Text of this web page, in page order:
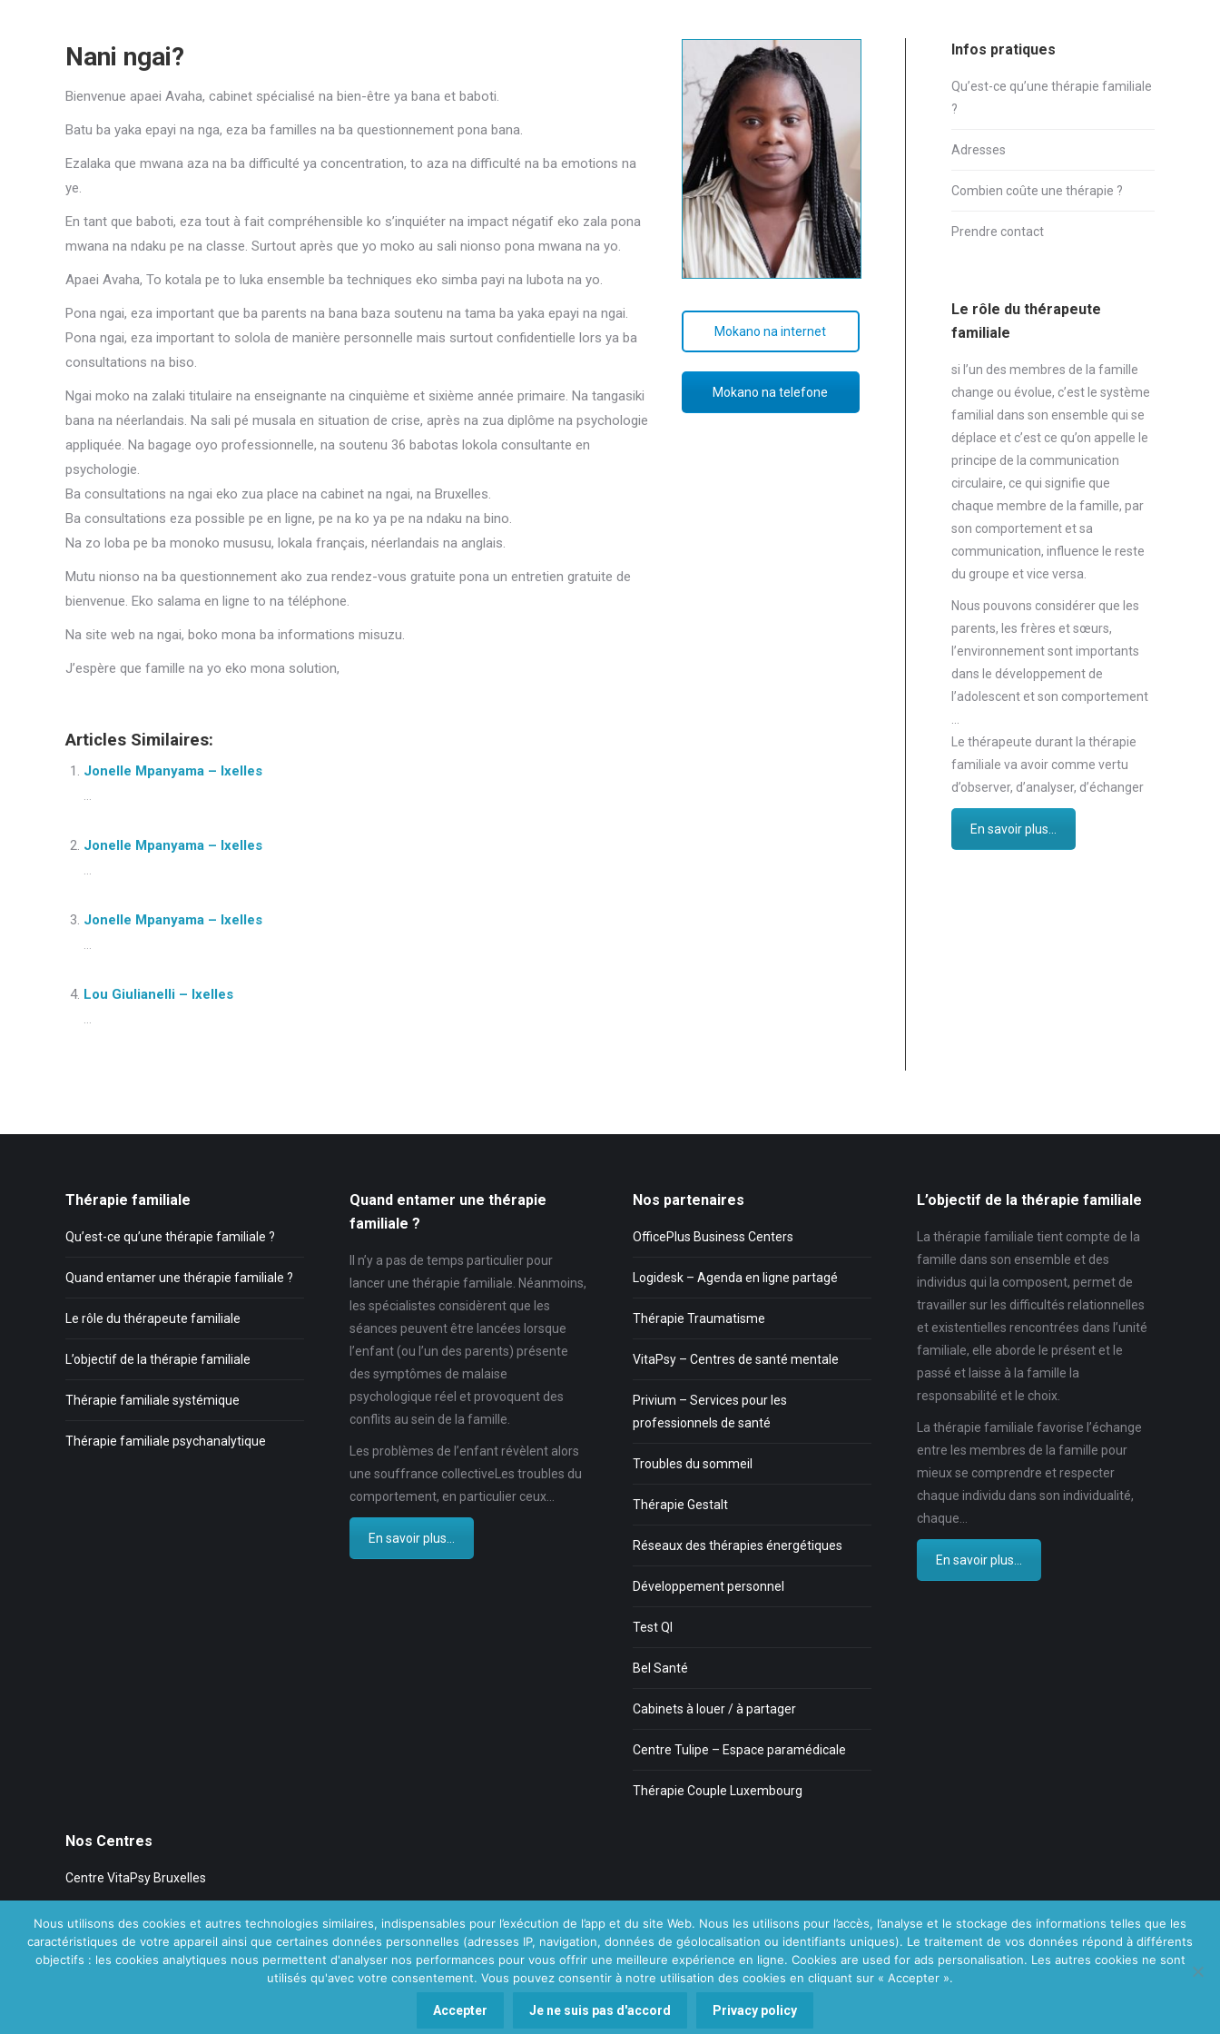
Nani ngai?
Bienvenue apaei Avaha, cabinet spécialisé na bien-être ya bana et baboti.
Batu ba yaka epayi na nga, eza ba familles na ba questionnement pona bana.
Ezalaka que mwana aza na ba difficulté ya concentration, to aza na difficulté na ba emotions na
ye.
En tant que baboti, eza tout à fait compréhensible ko s’inquiéter na impact négatif eko zala pona
mwana na ndaku pe na classe. Surtout après que yo moko au sali nionso pona mwana na yo.
Apaei Avaha, To kotala pe to luka ensemble ba techniques eko simba payi na lubota na yo.
Pona ngai, eza important que ba parents na bana baza soutenu na tama ba yaka epayi na ngai.
Pona ngai, eza important to solola de manière personnelle mais surtout confidentielle lors ya ba
consultations na biso.
Ngai moko na zalaki titulaire na enseignante na cinquième et sixième année primaire. Na tangasiki
bana na néerlandais. Na sali pé musala en situation de crise, après na zua diplôme na psychologie
appliquée. Na bagage oyo professionnelle, na soutenu 36 babotas lokola consultante en
psychologie.
Ba consultations na ngai eko zua place na cabinet na ngai, na Bruxelles.
Ba consultations eza possible pe en ligne, pe na ko ya pe na ndaku na bino.
Na zo loba pe ba monoko mususu, lokala français, néerlandais na anglais.
Mutu nionso na ba questionnement ako zua rendez-vous gratuite pona un entretien gratuite de
bienvenue. Eko salama en ligne to na téléphone.
Na site web na ngai, boko mona ba informations misuzu.
J’espère que famille na yo eko mona solution,
Mokano na internet
Mokano na telefone
Articles Similaires:
Jonelle Mpanyama – Ixelles
...
Jonelle Mpanyama – Ixelles
...
Jonelle Mpanyama – Ixelles
...
Lou Giulianelli – Ixelles
...
Infos pratiques
Qu’est-ce qu’une thérapie familiale
?
Adresses
Combien coûte une thérapie ?
Prendre contact
Le rôle du thérapeute
familiale
si l’un des membres de la famille
change ou évolue, c’est le système
familial dans son ensemble qui se
déplace et c’est ce qu’on appelle le
principe de la communication
circulaire, ce qui signifie que
chaque membre de la famille, par
son comportement et sa
communication, influence le reste
du groupe et vice versa.
Nous pouvons considérer que les
parents, les frères et sœurs,
l’environnement sont importants
dans le développement de
l’adolescent et son comportement
Le thérapeute durant la thérapie
familiale va avoir comme vertu
d’observer, d’analyser, d’échanger
En savoir plus...
Thérapie familiale
Qu’est-ce qu’une thérapie familiale ?
Quand entamer une thérapie familiale ?
Le rôle du thérapeute familiale
L’objectif de la thérapie familiale
Thérapie familiale systémique
Thérapie familiale psychanalytique
Quand entamer une thérapie
familiale ?
Il n’y a pas de temps particulier pour
lancer une thérapie familiale. Néanmoins,
les spécialistes considèrent que les
séances peuvent être lancées lorsque
l’enfant (ou l’un des parents) présente
des symptômes de malaise
psychologique réel et provoquent des
conflits au sein de la famille.
Les problèmes de l’enfant révèlent alors
une souffrance collectiveLes troubles du
comportement, en particulier ceux…
En savoir plus...
Nos partenaires
OfficePlus Business Centers
Logidesk – Agenda en ligne partagé
Thérapie Traumatisme
VitaPsy – Centres de santé mentale
Privium – Services pour les
professionnels de santé
Troubles du sommeil
Thérapie Gestalt
Réseaux des thérapies énergétiques
Développement personnel
Test QI
Bel Santé
Cabinets à louer / à partager
Centre Tulipe – Espace paramédicale
Thérapie Couple Luxembourg
L’objectif de la thérapie familiale
La thérapie familiale tient compte de la
famille dans son ensemble et des
individus qui la composent, permet de
travailler sur les difficultés relationnelles
et existentielles rencontrées dans l’unité
familiale, elle aborde le présent et le
passé et laisse à la famille la
responsabilité et le choix.
La thérapie familiale favorise l’échange
entre les membres de la famille pour
mieux se comprendre et respecter
chaque individu dans son individualité,
chaque…
En savoir plus...
Nos Centres
Centre VitaPsy Bruxelles
Accueil Thérapie familiale Notre équipe Adresses Tarifs Blog
Vous êtes psy ?
Copyright © 2026Centre Thérapie Familiale.Tous droits réservés.
Privium – Des services qui soutiennent vos soins. Pour psychologues, psychotherapeutes et
Nous utilisons des cookies et autres technologies similaires, indispensables pour l’exécution de l’app et du site Web. Nous les utilisons pour l’accès, l’analyse et le stockage des informations telles que les
caractéristiques de votre appareil ainsi que certaines données personnelles (adresses IP, navigation, données de géolocalisation ou identifiants uniques). Le traitement de vos données répond à différents
objectifs : les cookies analytiques nous permettent d'analyser nos performances pour vous offrir une meilleure expérience en ligne. Cookies are used for ads personalisation. Les autres cookies ne sont
utilisés qu'avec votre consentement. Vous pouvez consentir à notre utilisation des cookies en cliquant sur « Accepter ».
Accepter Je ne suis pas d'accord Privacy policy